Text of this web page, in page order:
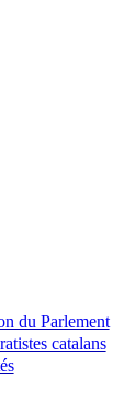
du Parlement
catalans